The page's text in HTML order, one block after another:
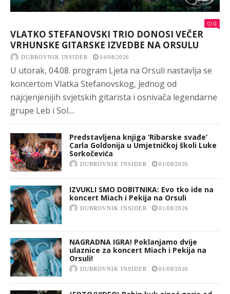
0
VLATKO STEFANOVSKI TRIO DONOSI VEČER
VRHUNSKE GITARSKE IZVEDBE NA ORSULU
DUBROVNIK INSIDER 04/08/2026
U utorak, 04.08. program Ljeta na Orsuli nastavlja se
koncertom Vlatka Stefanovskog, jednog od
najcjenjenijih svjetskih gitarista i osnivača legendarne
grupe Leb i Sol....
Predstavljena knjiga ‘Ribarske svađe’
Carla Goldonija u Umjetničkoj školi Luke
Sorkočevića
DUBROVNIK INSIDER 01/08/2026
IZVUKLI SMO DOBITNIKA: Evo tko ide na
koncert Miach i Pekija na Orsuli
DUBROVNIK INSIDER 01/08/2026
NAGRADNA IGRA! Poklanjamo dvije
ulaznice za koncert Miach i Pekija na
Orsuli!
DUBROVNIK INSIDER 01/08/2026